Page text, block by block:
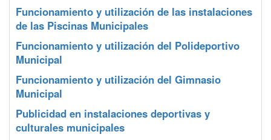
Funcionamiento y utilización de las instalaciones
de las Piscinas Municipales
Funcionamiento y utilización del Polideportivo
Municipal
Funcionamiento y utilización del Gimnasio
Municipal
Publicidad en instalaciones deportivas y
culturales municipales